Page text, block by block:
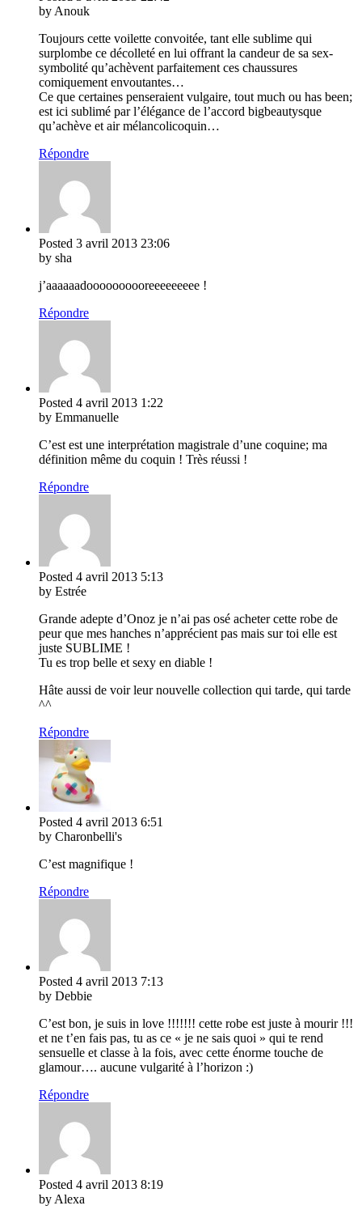
by Anouk
Toujours cette voilette convoitée, tant elle sublime qui
surplombe ce décolleté en lui offrant la candeur de sa sex-
symbolité qu’achèvent parfaitement ces chaussures
comiquement envoutantes…
Ce que certaines penseraient vulgaire, tout much ou has been;
est ici sublimé par l’élégance de l’accord bigbeautysque
qu’achève et air mélancolicoquin…
Répondre
Posted 3 avril 2013 23:06
by sha
j’aaaaaadoooooooooreeeeeeeee !
Répondre
Posted 4 avril 2013 1:22
by Emmanuelle
C’est est une interprétation magistrale d’une coquine; ma
définition même du coquin ! Très réussi !
Répondre
Posted 4 avril 2013 5:13
by Estrée
Grande adepte d’Onoz je n’ai pas osé acheter cette robe de
peur que mes hanches n’apprécient pas mais sur toi elle est
juste SUBLIME !
Tu es trop belle et sexy en diable !
Hâte aussi de voir leur nouvelle collection qui tarde, qui tarde
^^
Répondre
Posted 4 avril 2013 6:51
by Charonbelli's
C’est magnifique !
Répondre
Posted 4 avril 2013 7:13
by Debbie
C’est bon, je suis in love !!!!!!! cette robe est juste à mourir !!!
et ne t’en fais pas, tu as ce « je ne sais quoi » qui te rend
sensuelle et classe à la fois, avec cette énorme touche de
glamour…. aucune vulgarité à l’horizon :)
Répondre
Posted 4 avril 2013 8:19
by Alexa